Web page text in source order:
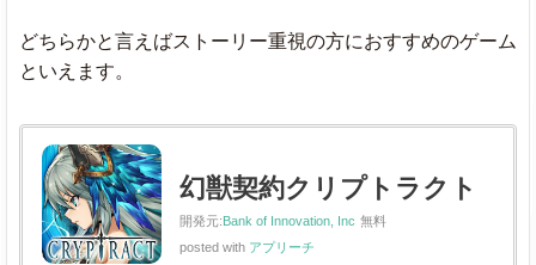
どちらかと言えばストーリー重視の方におすすめのゲーム
といえます。
幻獣契約クリプトラクト
開発元: Bank of Innovation, Inc 無料
posted with アプリーチ